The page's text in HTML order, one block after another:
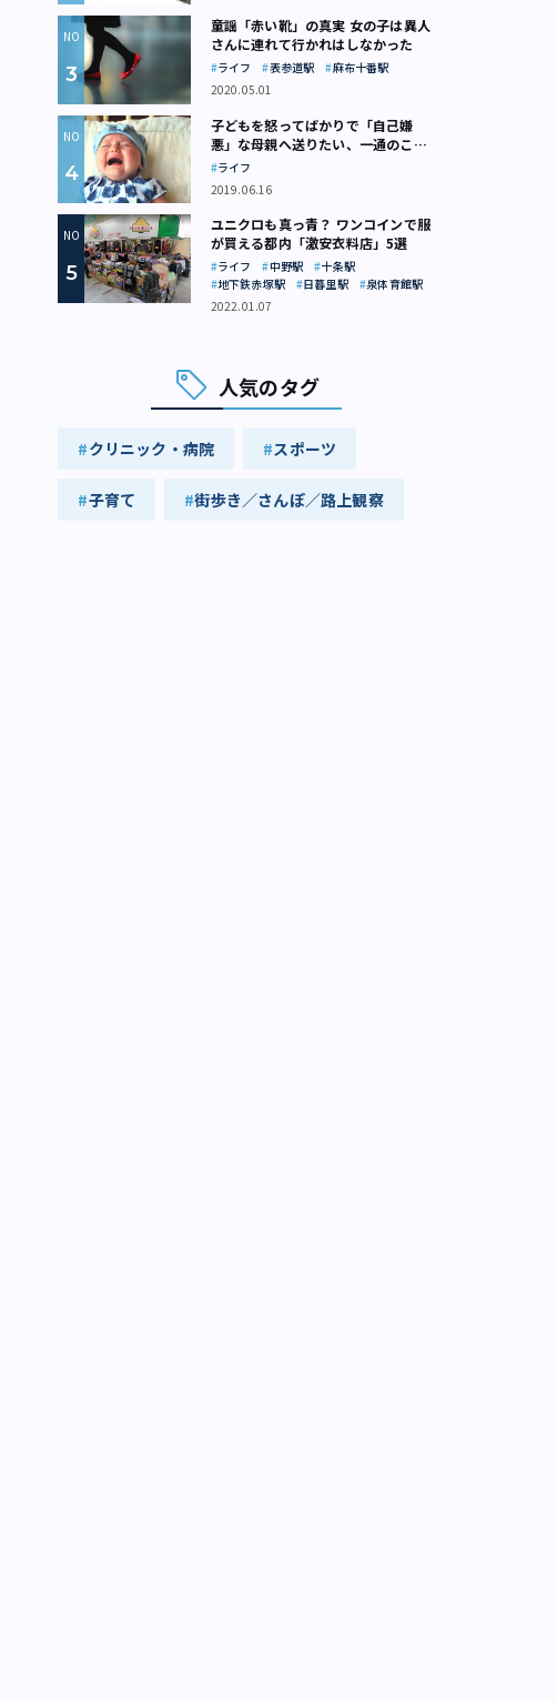
童謡「赤い靴」の真実 女の子は異人
さんに連れて行かれはしなかった
ライフ 表参道駅
麻布十番駅
2020.05.01
子どもを怒ってばかりで「自己嫌
悪」な母親へ送りたい、一通のここ
ろの処方箋
ライフ
2019.06.16
ユニクロも真っ青？ ワンコインで服
が買える都内「激安衣料店」5選
ライフ 中野駅
十条駅
地下鉄赤塚駅
日暮里駅
泉体育館駅
2022.01.07
人気のタグ
クリニック・病院 スポーツ
子育て 街歩き／さんぽ／路上観察